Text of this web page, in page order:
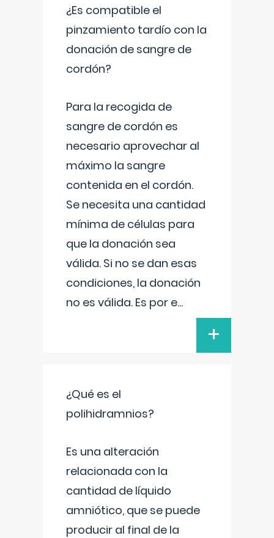
¿Es compatible el
pinzamiento tardío con la
donación de sangre de
cordón?
Para la recogida de
sangre de cordón es
necesario aprovechar al
máximo la sangre
contenida en el cordón.
Se necesita una cantidad
mínima de células para
que la donación sea
válida. Si no se dan esas
condiciones, la donación
no es válida. Es por e...
+
¿Qué es el
polihidramnios?
Es una alteración
relacionada con la
cantidad de líquido
amniótico, que se puede
producir al final de la